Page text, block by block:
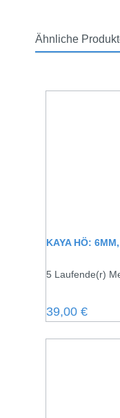
Ähnliche
KAYA HÖ:
5 Laufende(r)
Regulärer
39,00 €